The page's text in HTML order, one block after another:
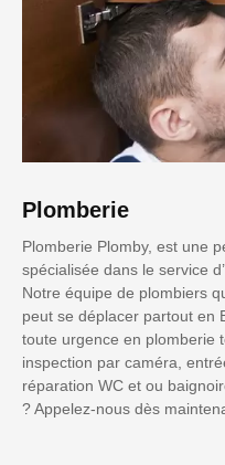
Plomberie
Plomberie Plomby, est une
spécialisée dans le service
Notre équipe de plombiers
peut se déplacer partout en
toute urgence en plomberie
inspection par caméra,
réparation WC et ou
? Appelez-nous dès